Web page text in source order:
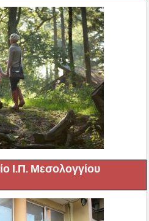
Ι.Π. Μεσολογγίου